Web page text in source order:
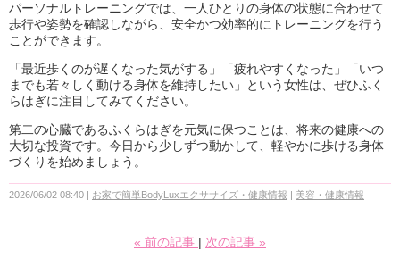
パーソナルトレーニングでは、一人ひとりの身体の状態に合わせて
歩行や姿勢を確認しながら、安全かつ効率的にトレーニングを行う
ことができます。
「最近歩くのが遅くなった気がする」「疲れやすくなった」「いつ
までも若々しく動ける身体を維持したい」という女性は、ぜひふく
らはぎに注目してみてください。
第二の心臓であるふくらはぎを元気に保つことは、将来の健康への
大切な投資です。今日から少しずつ動かして、軽やかに歩ける身体
づくりを始めましょう。
2026/06/02 08:40 お家で簡単BodyLuxエクササイズ・健康情報 美容・健康情報
« 前の記事 次の記事 »